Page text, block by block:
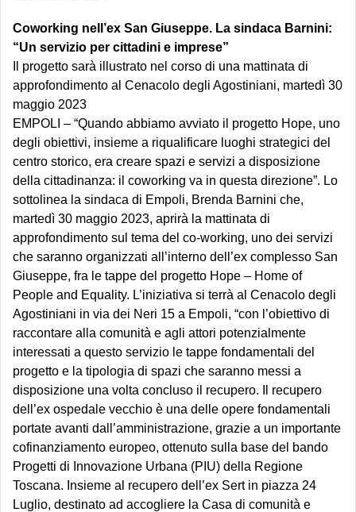
Coworking nell’ex San Giuseppe. La sindaca Barnini:
“Un servizio per cittadini e imprese”
Il progetto sarà illustrato nel corso di una mattinata di
approfondimento al Cenacolo degli Agostiniani, martedì 30
maggio 2023
EMPOLI – “Quando abbiamo avviato il progetto Hope, uno
degli obiettivi, insieme a riqualificare luoghi strategici del
centro storico, era creare spazi e servizi a disposizione
della cittadinanza: il coworking va in questa direzione”. Lo
sottolinea la sindaca di Empoli, Brenda Barnini che,
martedì 30 maggio 2023, aprirà la mattinata di
approfondimento sul tema del co-working, uno dei servizi
che saranno organizzati all’interno dell’ex complesso San
Giuseppe, fra le tappe del progetto Hope – Home of
People and Equality. L’iniziativa si terrà al Cenacolo degli
Agostiniani in via dei Neri 15 a Empoli, “con l’obiettivo di
raccontare alla comunità e agli attori potenzialmente
interessati a questo servizio le tappe fondamentali del
progetto e la tipologia di spazi che saranno messi a
disposizione una volta concluso il recupero. Il recupero
dell’ex ospedale vecchio è una delle opere fondamentali
portate avanti dall’amministrazione, grazie a un importante
cofinanziamento europeo, ottenuto sulla base del bando
Progetti di Innovazione Urbana (PIU) della Regione
Toscana. Insieme al recupero dell’ex Sert in piazza 24
Luglio, destinato ad accogliere la Casa di comunità e